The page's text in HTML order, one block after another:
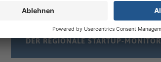
DER REGIONALE STARTUP-MONITOR